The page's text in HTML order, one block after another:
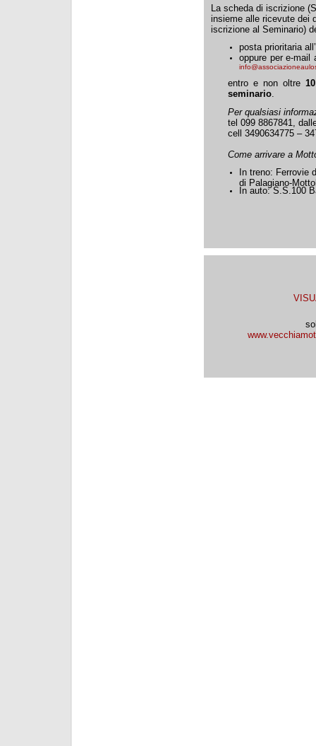
La scheda di iscrizione
insieme alle ricevute dei
iscrizione al Seminario)
posta prioritaria
oppure per e-mail
entro e non oltre
seminario.
Per qualsiasi
tel 099 8867841,
cell 3490634775 –
Come arrivare a
In treno: Ferrovie
di Palagiano-
In auto: S.S.100